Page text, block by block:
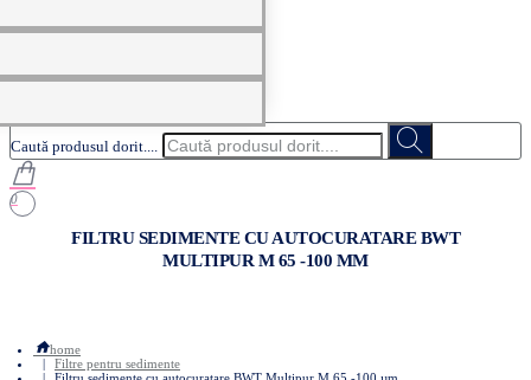
Caută produsul dorit....
0
FILTRU SEDIMENTE CU AUTOCURATARE BWT
MULTIPUR M 65 -100 ΜM
home
Filtre pentru sedimente